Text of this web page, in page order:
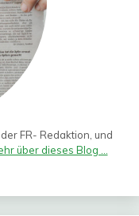
FR- Redaktion, und
über dieses Blog ...